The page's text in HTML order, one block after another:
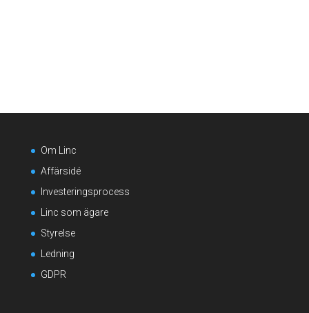
Om Linc
Affärsidé
Investeringsprocess
Linc som ägare
Styrelse
Ledning
GDPR